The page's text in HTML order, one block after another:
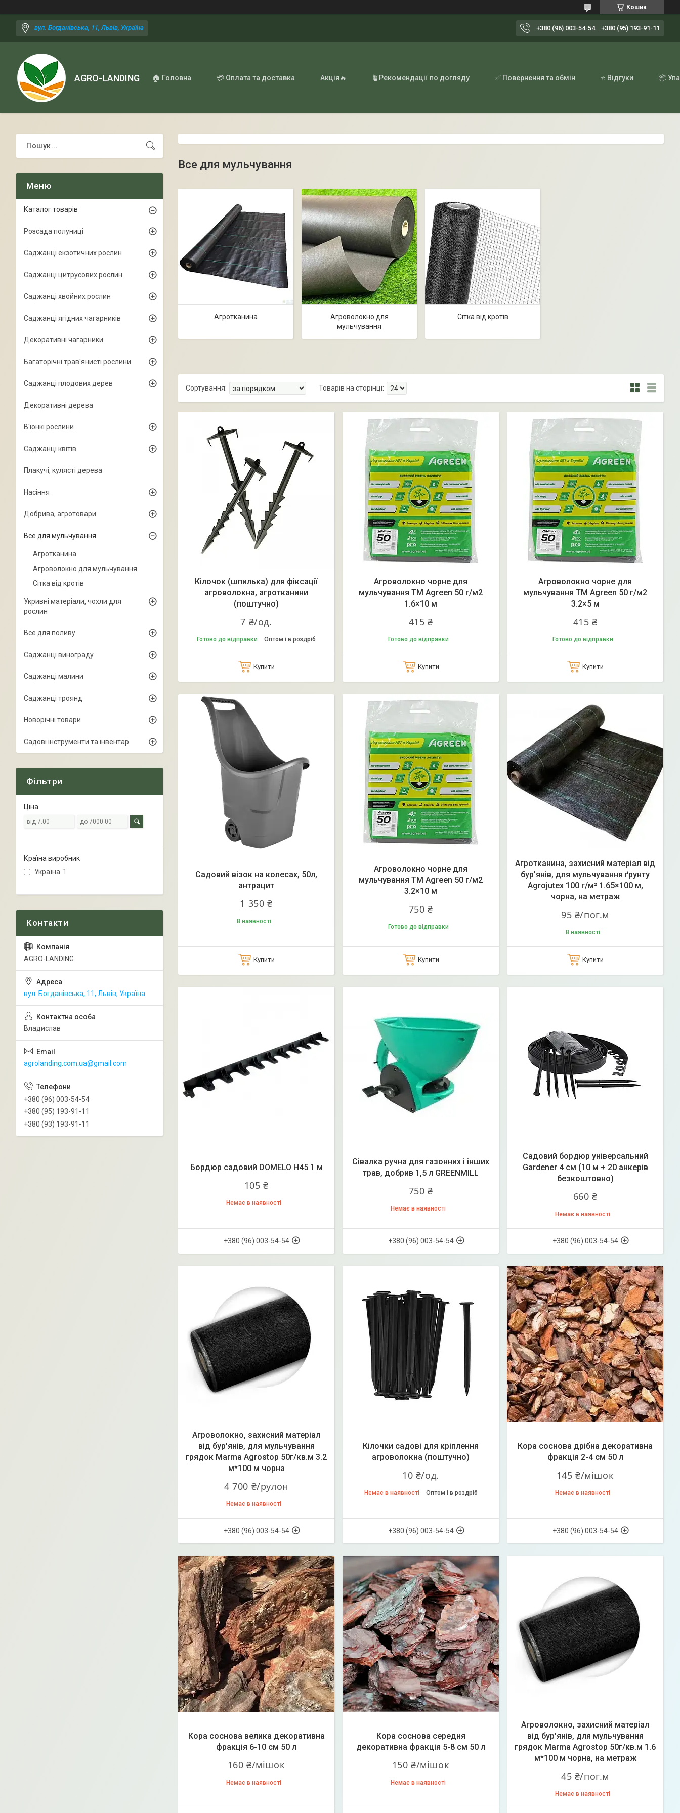
Кошик
вул. Богданівська, 11, Львів, Україна +380 (96) 003-54-54 +380 (95) 193-91-11
AGRO-LANDING 🏠 Головна 💳 Оплата та доставка Акція🔥 🪴Рекомендації по догляду ✅ Повернення та обмін ⭐ Відгуки 📦
Все для мульчування
Агротканина
Агроволокно для
мульчування
Сітка від кротів
Кілочок (шпилька) для фіксації
агроволокна, агротканини
(поштучно)
7 ₴/од.
Готово до відправки Оптом і в роздріб
Купити
Агроволокно чорне для
мульчування ТМ Agreen 50 г/м2
1.6×10 м
415 ₴
Готово до відправки
Купити
Агроволокно чорне для
мульчування ТМ Agreen 50 г/м2
3.2×5 м
415 ₴
Готово до відправки
Купити
Садовий візок на колесах, 50л,
антрацит
1 350 ₴
В наявності
Купити
Агроволокно чорне для
мульчування ТМ Agreen 50 г/м2
3.2×10 м
750 ₴
Готово до відправки
Купити
Агротканина, захисний матеріал від
бур'янів, для мульчування ґрунту
Agrojutex 100 г/м² 1.65×100 м,
чорна, на метраж
95 ₴/пог.м
В наявності
Купити
Бордюр садовий DOMELO H45 1 м
105 ₴
Немає в наявності
+380 (96) 003-54-54
Сівалка ручна для газонних і інших
трав, добрив 1,5 л GREENMILL
750 ₴
Немає в наявності
+380 (96) 003-54-54
Садовий бордюр універсальний
Gardener 4 см (10 м + 20 анкерів
безкоштовно)
660 ₴
Немає в наявності
+380 (96) 003-54-54
Агроволокно, захисний матеріал
від бур'янів, для мульчування
грядок Marma Agrostop 50г/кв.м 3.2
м*100 м чорна
4 700 ₴/рулон
Немає в наявності
+380 (96) 003-54-54
Кілочки садові для кріплення
агроволокна (поштучно)
10 ₴/од.
Немає в наявності Оптом і в роздріб
+380 (96) 003-54-54
Кора соснова дрібна декоративна
фракція 2-4 см 50 л
145 ₴/мішок
Немає в наявності
+380 (96) 003-54-54
Кора соснова велика декоративна
фракція 6-10 см 50 л
160 ₴/мішок
Немає в наявності
Кора соснова середня
декоративна фракція 5-8 см 50 л
150 ₴/мішок
Немає в наявності
Агроволокно, захисний матеріал
від бур'янів, для мульчування
грядок Marma Agrostop 50г/кв.м 1.6
м*100 м чорна, на метраж
45 ₴/пог.м
Немає в наявності
Каталог товарів
Розсада полуниці
Саджанці екзотичних рослин
Саджанці цитрусових рослин
Саджанці хвойних рослин
Саджанці ягідних чагарників
Декоративні чагарники
Багаторічні трав'янисті рослини
Саджанці плодових дерев
Декоративні дерева
В'юнкі рослини
Саджанці квітів
Плакучі, кулясті дерева
Насіння
Добрива, агротовари
Все для мульчування
Агротканина
Агроволокно для мульчування
Сітка від кротів
Укривні матеріали, чохли для
рослин
Все для поливу
Саджанці винограду
Саджанці малини
Саджанці троянд
Новорічні товари
Садові інструменти та інвентар
Фільтри
Ціна
Країна виробник
Україна 1
AGRO-LANDING
вул. Богданівська, 11, Львів, Україна
Владислав
agrolanding.com.ua@gmail.com
+380 (96) 003-54-54
+380 (95) 193-91-11
+380 (93) 193-91-11